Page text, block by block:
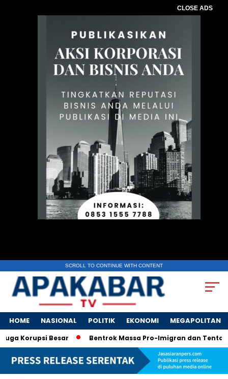
CLOSE ADS
SCROLL TO CONTINUE WITH CONTENT
HOME NASIONAL POLITIK EKONOMI MEGAPOLITAN
Korupsi Besar Bentrok Massa Pro-Imigran dan Tentara AS